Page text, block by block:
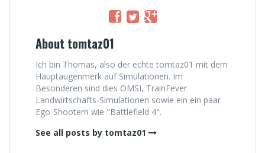
About tomtaz01
Ich bin Thomas, also der echte tomtaz01 mit dem
Hauptaugenmerk auf Simulationen. Im
Besonderen sind dies OMSI, TrainFever
Landwirtschafts-Simulationen sowie ein ein paar
Ego-Shootern wie "Battlefield 4".
See all posts by tomtaz01